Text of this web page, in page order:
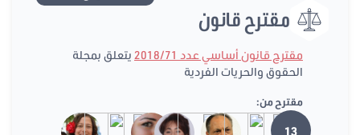
مقترح قانون
مقترح قانون أساسي عدد 2018/71
يتعلق بمجلة
الحقوق والحريات الفردية
مقترح من:
13